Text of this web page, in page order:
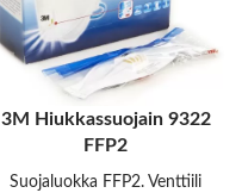
3M Hiukkassuojain 9322
FFP2
Suojaluokka FFP2. Venttiili